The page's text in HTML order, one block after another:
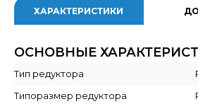
ХАРАКТЕРИСТИКИ
ОСНОВНЫЕ
Тип редуктора
Типоразмер редуктора